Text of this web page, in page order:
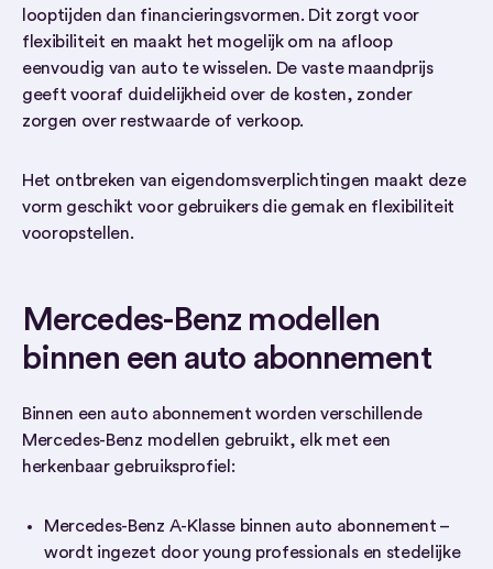
looptijden dan financieringsvormen. Dit zorgt voor
flexibiliteit en maakt het mogelijk om na afloop
eenvoudig van auto te wisselen. De vaste maandprijs
geeft vooraf duidelijkheid over de kosten, zonder
zorgen over restwaarde of verkoop.
Het ontbreken van eigendomsverplichtingen maakt deze
vorm geschikt voor gebruikers die gemak en flexibiliteit
vooropstellen.
Mercedes-Benz modellen
binnen een auto abonnement
Binnen een auto abonnement worden verschillende
Mercedes-Benz modellen gebruikt, elk met een
herkenbaar gebruiksprofiel:
Mercedes-Benz A-Klasse binnen auto abonnement –
wordt ingezet door young professionals en stedelijke